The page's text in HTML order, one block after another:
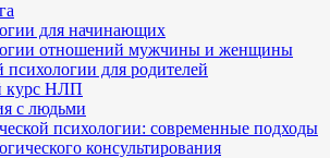
для начинающих
отношений мужчины и женщины
психологии для родителей
курс НЛП
с людьми
психологии: современные подходы
консультирования